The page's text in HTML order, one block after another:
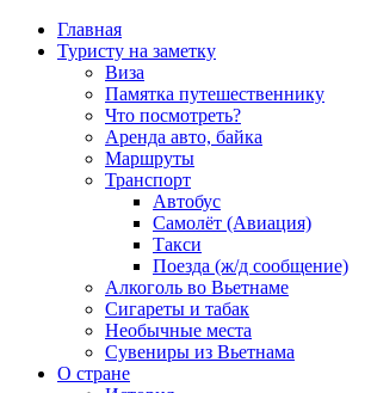
Главная
Туристу на заметку
Виза
Памятка путешественнику
Что посмотреть?
Аренда авто, байка
Маршруты
Транспорт
Автобус
Самолёт (Авиация)
Такси
Поезда (ж/д сообщение)
Алкоголь во Вьетнаме
Сигареты и табак
Необычные места
Сувениры из Вьетнама
О стране